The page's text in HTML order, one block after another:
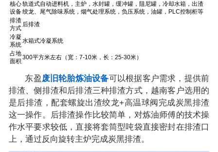
核心
设备
轨道式自动进料机，主炉，水封罐，缓冲罐，阻尼罐，冷却水箱，出渣
绞龙、尾气除味系统，烟气处理系统，负压系统，油罐，PLC控制柜等
排渣
方式
后排渣
冷凝
系统
水箱式冷凝系统
占地
面积
300平方米左右（宽：7-10米，长：25-30米）
东盈 废旧轮胎炼油设备可以根据客户需求，提供前
排渣、侧排渣和后排渣三种排渣方式，越南客户选用的
是后排渣，配套螺旋出渣绞龙+高温球阀完成炭黑排渣
这一操作。后排渣操作比较简单，对炼油师傅的技术操
作水平要求较低，直接将套筒型吨袋直接密封在排渣口
上，通过反向旋转主炉完成炭黑排渣。